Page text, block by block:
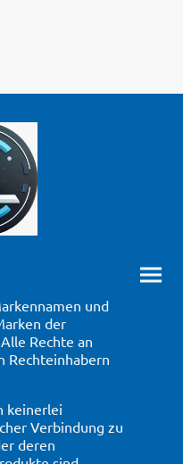
und
der
Rechte an
Rechteinhabern
keinerlei
Verbindung zu
deren